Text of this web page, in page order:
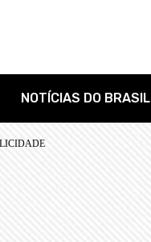
NOTÍCIAS DO BRASIL